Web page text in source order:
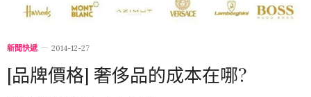
新聞快遞 2014-12-27
[品牌價格] 奢侈品的成本在哪?